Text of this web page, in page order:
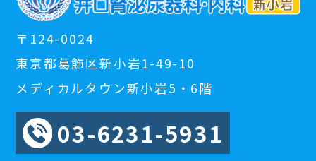
〒124-0024
東京都葛飾区新小岩1-49-10
メディカルタウン新小岩5・6階
03-6231-5931